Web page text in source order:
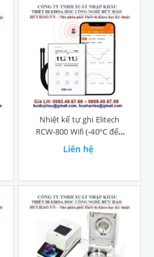
Nhiệt kế tự ghi Elitech
RCW-800 Wifi (-40ºC đến
80ºC)
Liên hệ